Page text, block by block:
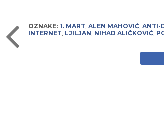
OZNAKE: 1. MART,ALEN MAHOVIĆ,ANTI-
INTERNET, LJILJAN, NIHAD ALIČKOVIĆ,